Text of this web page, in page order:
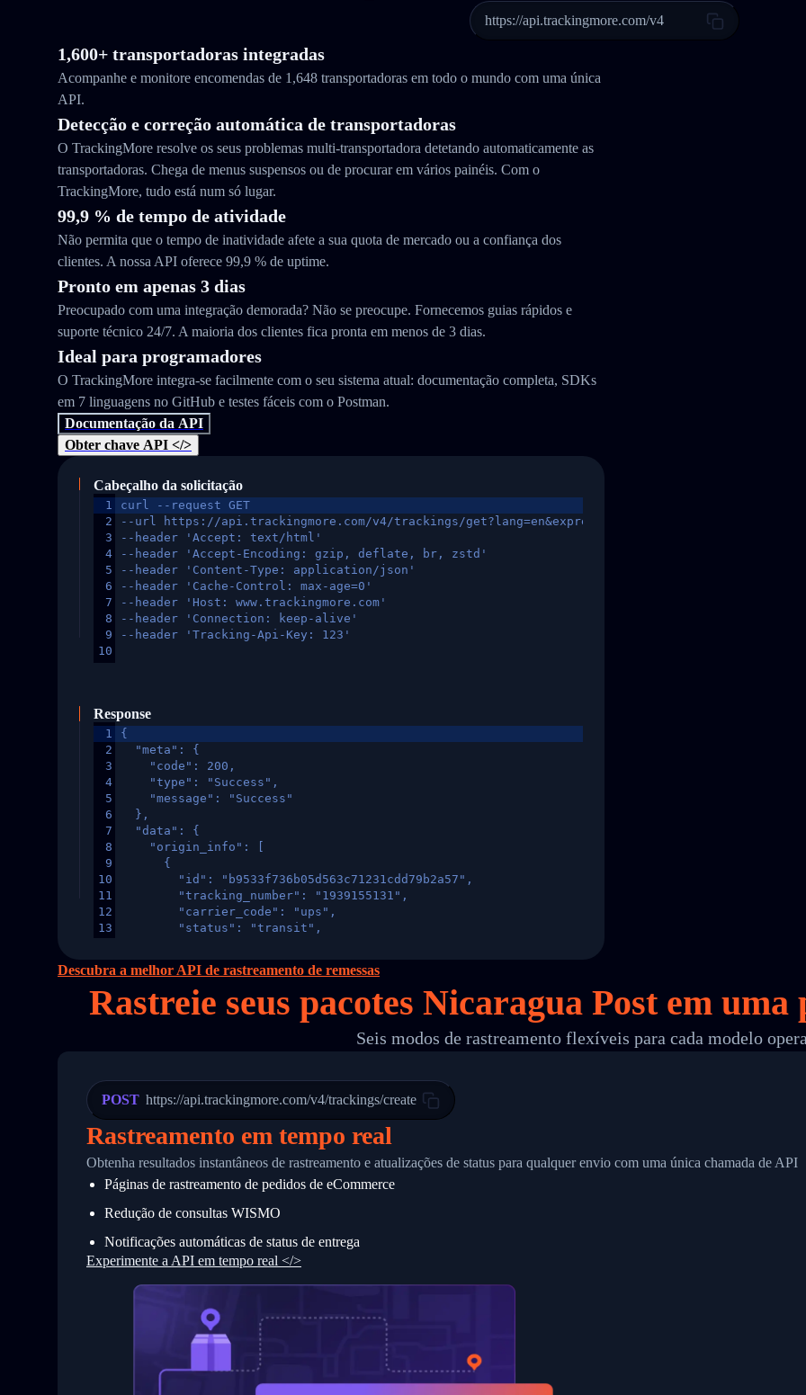
https://api.trackingmore.com/v4
1,600+ transportadoras integradas
Acompanhe e monitore encomendas de 1,648 transportadoras em todo o mundo com uma única
API.
Detecção e correção automática de transportadoras
O TrackingMore resolve os seus problemas multi-transportadora detetando automaticamente as
transportadoras. Chega de menus suspensos ou de procurar em vários painéis. Com o
TrackingMore, tudo está num só lugar.
99,9 % de tempo de atividade
Não permita que o tempo de inatividade afete a sua quota de mercado ou a confiança dos
clientes. A nossa API oferece 99,9 % de uptime.
Pronto em apenas 3 dias
Preocupado com uma integração demorada? Não se preocupe. Fornecemos guias rápidos e
suporte técnico 24/7. A maioria dos clientes fica pronta em menos de 3 dias.
Ideal para programadores
O TrackingMore integra-se facilmente com o seu sistema atual: documentação completa, SDKs
em 7 linguagens no GitHub e testes fáceis com o Postman.
Documentação da API
Obter chave API </>
Cabeçalho da solicitação
1
2
3
4
5
6
7
8
9
10
curl --request GET
--url https://api.trackingmore.com/v4/trackings/get?lang=en&express=ups&tracknumber=1939155131
--header 'Accept: text/html'
--header 'Accept-Encoding: gzip, deflate, br, zstd'
--header 'Content-Type: application/json'
--header 'Cache-Control: max-age=0'
--header 'Host: www.trackingmore.com'
--header 'Connection: keep-alive'
--header 'Tracking-Api-Key: 123'
Response
1
2
3
4
5
6
7
8
9
10
11
12
13
16
17
18
24
25
26
27
28
29
31
32
34
{
  "meta": {
    "code": 200,
    "type": "Success",
    "message": "Success"
  },
  "data": {
    "origin_info": [
      {
        "id": "b9533f736b05d563c71231cdd79b2a57",
        "tracking_number": "1939155131",
        "carrier_code": "ups",
        "status": "transit",
        "itemTimeLength": 2,
        "weblink": "",
        "phone": null,
"Details": "Departed Facility in HONG KONG-HONG KONG, HONG KONG-HONG KONG,2017-03-
          },
          {
            "Date": "2017-03-06 15:28:00",
            "StatusDescription": "Shipment picked up",
            "Details": "BEIJING-CHINA,PEOPLES REPUBLIC"
          }
      }
    ]
}
Descubra a melhor API de rastreamento de remessas
Rastreie seus pacotes Nicaragua Post em uma
Seis modos de rastreamento flexíveis para cada modelo
POST https://api.trackingmore.com/v4/trackings/create
Rastreamento em tempo real
Obtenha resultados instantâneos de rastreamento e atualizações de status para qualquer envio com uma única chamada de API
Páginas de rastreamento de pedidos de eCommerce
Redução de consultas WISMO
Notificações automáticas de status de entrega
Experimente a API em tempo real </>